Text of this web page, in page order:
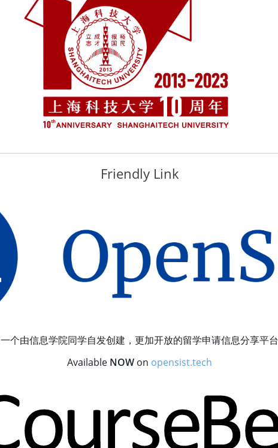
Friendly Link
一个由信息学院同学自发创建，更加开放的留学申请信息分享平台
Available NOW on opensist.tech